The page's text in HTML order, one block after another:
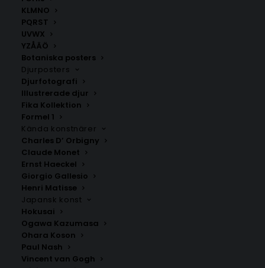
KLMNO
PQRST
UVWX
YZÅÄÖ
Botaniska posters
Djurposters
Djurfotografi
Illustrerade djur
Fika Kollektion
Formel 1
Kända konstnärer
Charles D’ Orbigny
Claude Monet
Ernst Haeckel
Giorgio Gallesio
Henri Matisse
Japansk konst
Hokusai
Ogawa Kazumasa
Ohara Koson
Paul Nash
Vincent van Gogh
Bauhaus Poster No6
Fr.99.00